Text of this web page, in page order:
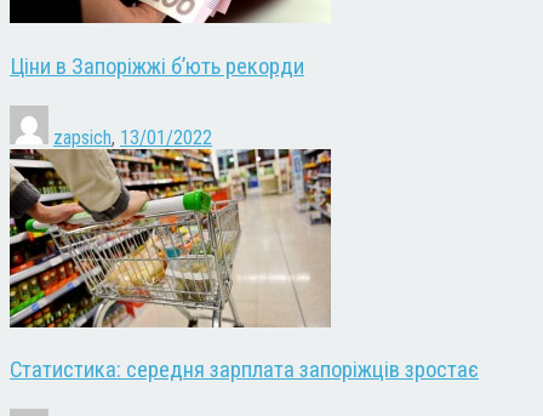
Ціни в Запоріжжі б’ють рекорди
zapsich, 13/01/2022
Статистика: середня зарплата запоріжців зростає